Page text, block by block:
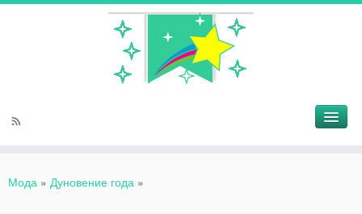
Мода » Дуновение года »